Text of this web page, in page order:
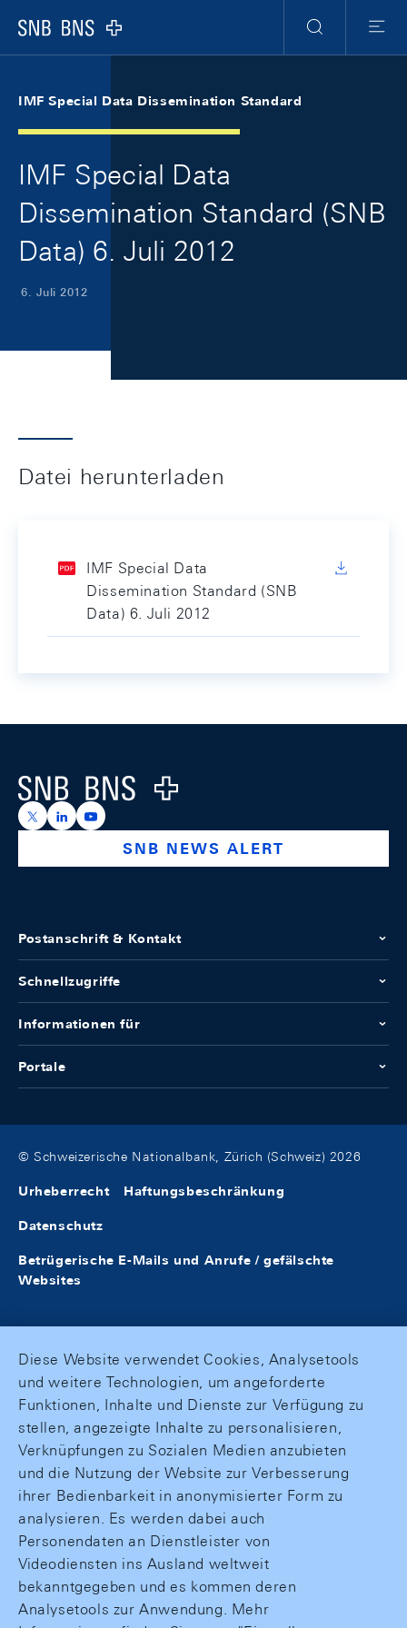
Logo
Suche
Menu
IMF Special Data Dissemination Standard
IMF Special Data
Dissemination Standard (SNB
Data) 6. Juli 2012
6. Juli 2012
Datei herunterladen
IMF Special Data
Dissemination Standard (SNB
Data) 6. Juli 2012
Logo
https://x.com/snb_bns
https://ch.linkedin.com/company/swiss-national-
https://www.youtube.com/@swissnationalbank
SNB NEWS ALERT
Postanschrift & Kontakt
Schnellzugriffe
Informationen für
Portale
© Schweizerische Nationalbank, Zürich (Schweiz) 2026
Urheberrecht Haftungsbeschränkung
Datenschutz
Betrügerische E-Mails und Anrufe / gefälschte
Websites
Diese Website verwendet Cookies, Analysetools
und weitere Technologien, um angeforderte
Funktionen, Inhalte und Dienste zur Verfügung zu
stellen, angezeigte Inhalte zu personalisieren,
Verknüpfungen zu Sozialen Medien anzubieten
und die Nutzung der Website zur Verbesserung
ihrer Bedienbarkeit in anonymisierter Form zu
analysieren. Es werden dabei auch
Personendaten an Dienstleister von
Videodiensten ins Ausland weltweit
bekanntgegeben und es kommen deren
Analysetools zur Anwendung. Mehr